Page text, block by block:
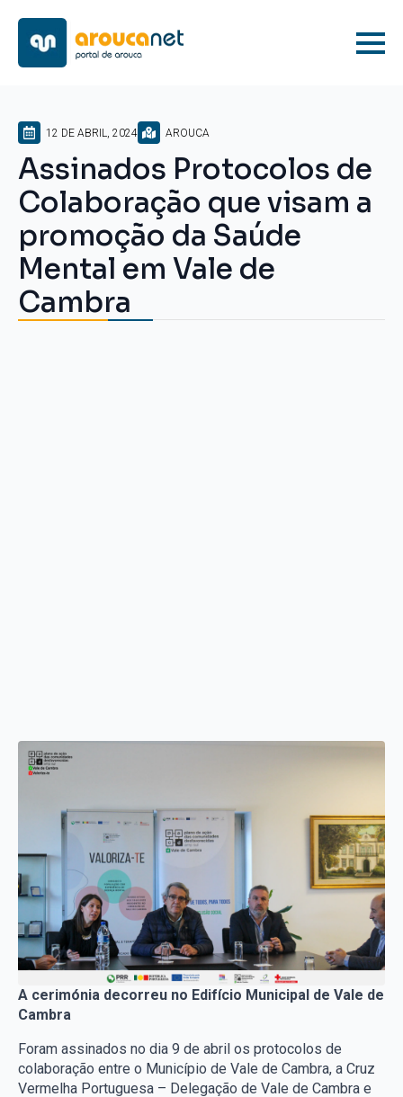
12 DE ABRIL, 2024 AROUCA
Assinados Protocolos de
Colaboração que visam a
promoção da Saúde
Mental em Vale de
Cambra
A cerimónia decorreu no Edifício Municipal de Vale de
Cambra
Foram assinados no dia 9 de abril os protocolos de
colaboração entre o Município de Vale de Cambra, a Cruz
Vermelha Portuguesa – Delegação de Vale de Cambra e